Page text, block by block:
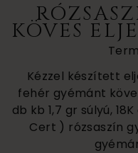
KÖVES
Kézzel készített
fehér gyémánt
db kb 1,7 gr súlyú,
Cert ) rózsaszín